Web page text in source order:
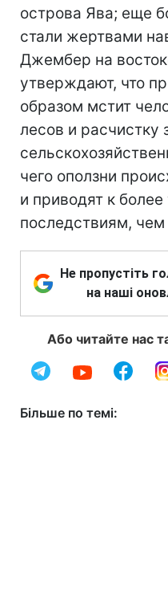
острова Ява; еще
стали жертвами
Джембер на
утверждают, что
образом мстит
лесов и расчистку
чего оползни
и приводят к
последствиям,
Не пропустіть
на наші
Або читайте нас
Більше по темі: